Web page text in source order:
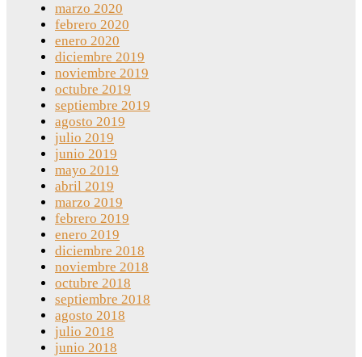
marzo 2020
febrero 2020
enero 2020
diciembre 2019
noviembre 2019
octubre 2019
septiembre 2019
agosto 2019
julio 2019
junio 2019
mayo 2019
abril 2019
marzo 2019
febrero 2019
enero 2019
diciembre 2018
noviembre 2018
octubre 2018
septiembre 2018
agosto 2018
julio 2018
junio 2018